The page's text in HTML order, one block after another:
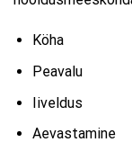
Köha
Peavalu
Iiveldus
Aevastamine